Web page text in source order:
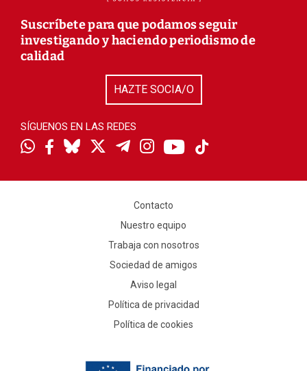
Suscríbete para que podamos seguir
investigando y haciendo periodismo de
calidad
HAZTE SOCIA/O
SÍGUENOS EN LAS REDES
Contacto
Nuestro equipo
Trabaja con nosotros
Sociedad de amigos
Aviso legal
Política de privacidad
Política de cookies